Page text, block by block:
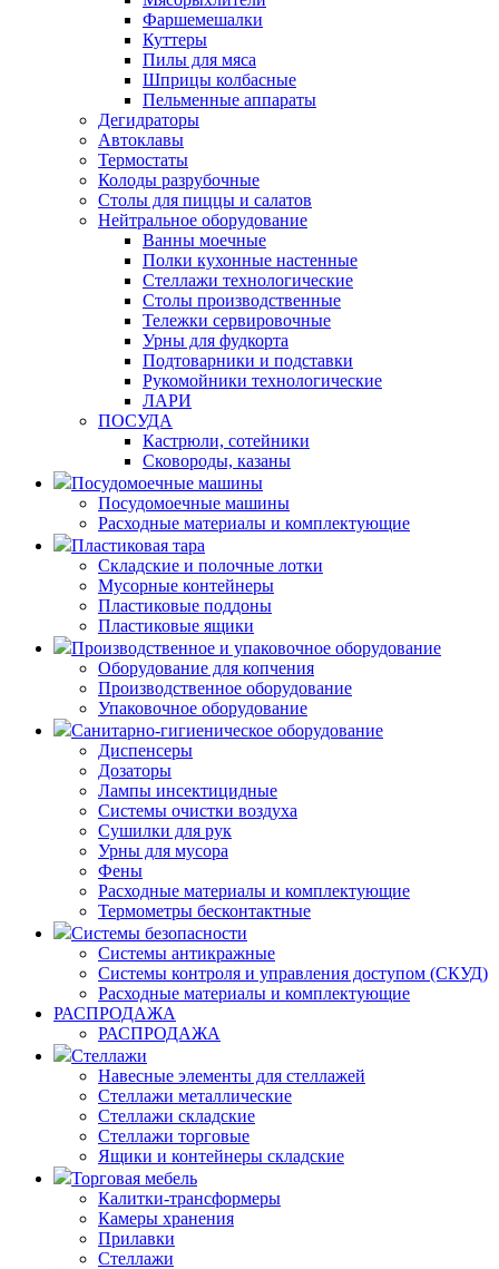
Фаршемешалки
Куттеры
Пилы для мяса
Шприцы колбасные
Пельменные аппараты
Дегидраторы
Автоклавы
Термостаты
Колоды разрубочные
Столы для пиццы и салатов
Нейтральное оборудование
Ванны моечные
Полки кухонные настенные
Стеллажи технологические
Столы производственные
Тележки сервировочные
Урны для фудкорта
Подтоварники и подставки
Рукомойники технологические
ЛАРИ
ПОСУДА
Кастрюли, сотейники
Сковороды, казаны
Посудомоечные машины
Посудомоечные машины
Расходные материалы и комплектующие
Пластиковая тара
Складские и полочные лотки
Мусорные контейнеры
Пластиковые поддоны
Пластиковые ящики
Производственное и упаковочное оборудование
Оборудование для копчения
Производственное оборудование
Упаковочное оборудование
Санитарно-гигиеническое оборудование
Диспенсеры
Дозаторы
Лампы инсектицидные
Системы очистки воздуха
Сушилки для рук
Урны для мусора
Фены
Расходные материалы и комплектующие
Термометры бесконтактные
Системы безопасности
Системы антикражные
Системы контроля и управления доступом (СКУД)
Расходные материалы и комплектующие
РАСПРОДАЖА
РАСПРОДАЖА
Стеллажи
Навесные элементы для стеллажей
Стеллажи металлические
Стеллажи складские
Стеллажи торговые
Ящики и контейнеры складские
Торговая мебель
Калитки-трансформеры
Камеры хранения
Прилавки
Стеллажи